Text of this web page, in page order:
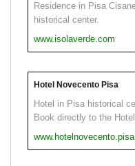
Residence in Pisa
historical center.
www.isolaverde.com
Hotel Novecento Pisa
Hotel in Pisa historical
Book directly to the